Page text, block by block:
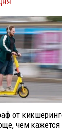
от
чем кажется